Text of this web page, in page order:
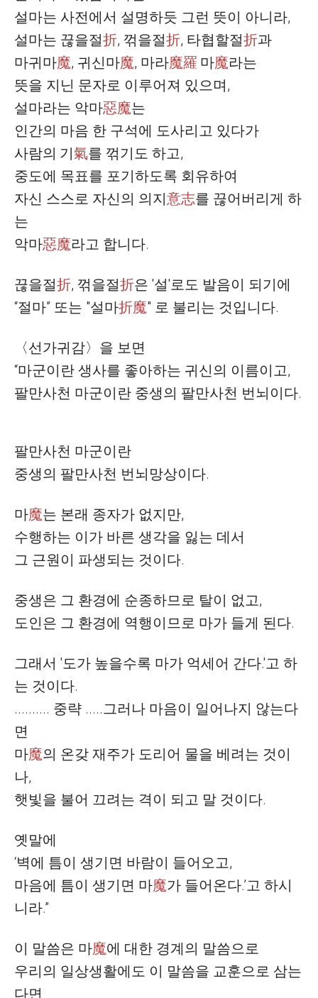
설마는 사전에서 설명하듯 그런 뜻이 아니라,
설마는 끊을절折, 꺾을절折, 타협할절折과
마귀마魔, 귀신마魔, 마라魔羅 마魔라는
뜻을 지닌 문자로 이루어져 있으며,
설마라는 악마惡魔는
인간의 마음 한 구석에 도사리고 있다가
사람의 기氣를 꺾기도 하고,
중도에 목표를 포기하도록 회유하여
자신 스스로 자신의 의지意志를 끊어버리게 하
는
악마惡魔라고 합니다.
끊을절折, 꺾을절折은 '설'로도 발음이 되기에
“절마” 또는 "설마折魔" 로 불리는 것입니다.
〈선가귀감〉 을 보면
“마군이란 생사를 좋아하는 귀신의 이름이고,
팔만사천 마군이란 중생의 팔만사천 번뇌이다.
팔만사천 마군이란
중생의 팔만사천 번뇌망상이다.
마魔는 본래 종자가 없지만,
수행하는 이가 바른 생각을 잃는 데서
그 근원이 파생되는 것이다.
중생은 그 환경에 순종하므로 탈이 없고,
도인은 그 환경에 역행이므로 마가 들게 된다.
그래서 '도가 높을수록 마가 억세어 간다.'고 하
는 것이다.
.......... 중략 .....그러나 마음이 일어나지 않는다
면
마魔의 온갖 재주가 도리어 물을 베려는 것이
나,
햇빛을 불어 끄려는 격이 되고 말 것이다.
옛말에
‘벽에 틈이 생기면 바람이 들어오고,
마음에 틈이 생기면 마魔가 들어온다.’고 하시
니라.”
이 말씀은 마魔에 대한 경계의 말씀으로
우리의 일상생활에도 이 말씀을 교훈으로 삼는
다면